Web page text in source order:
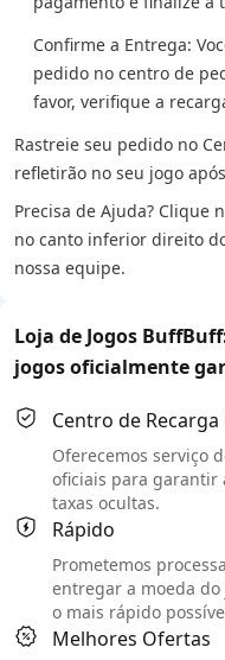
Confirme a Entrega:
pedido no centro de
favor, verifique a
Rastreie seu pedido no
refletirão no seu jogo
Precisa de Ajuda? Clique
no canto inferior direito
nossa equipe.
Loja de Jogos
jogos oficialmente
Centro de Recarga
Oferecemos serviço
oficiais para garantir
taxas ocultas.
Rápido
Prometemos
entregar a moeda
o mais rápido
Melhores Ofertas